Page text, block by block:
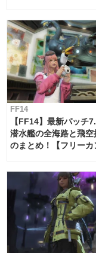
FF14
【FF14】最新パッチ
潜水艦の全海路と飛空
のまとめ！【フリーカ